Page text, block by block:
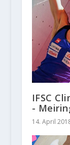
IFSC
-
14. April